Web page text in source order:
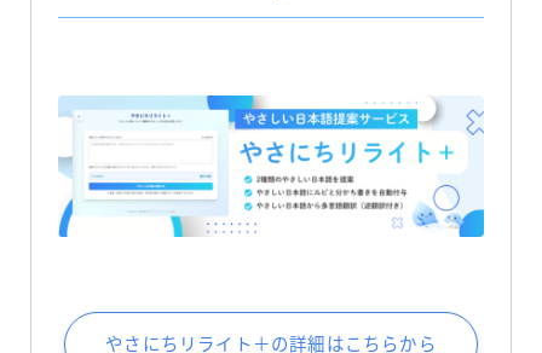
やさにちリライト＋の詳細はこちらから